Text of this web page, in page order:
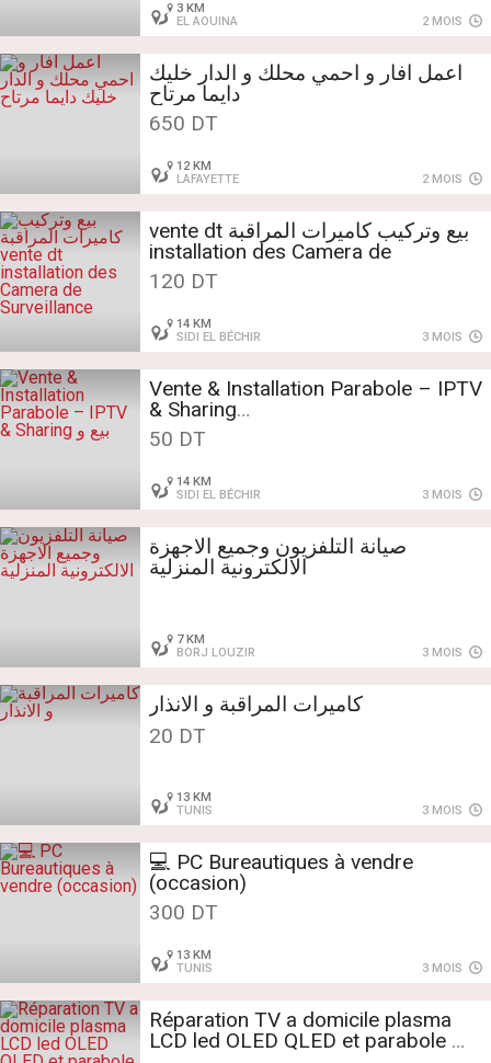
3 KM
EL AOUINA
2 MOIS
اعمل افار و احمي محلك و الدار خليك
دايما مرتاح
650 DT
12 KM
LAFAYETTE
2 MOIS
بيع وتركيب كاميرات المراقبة vente dt
installation des Camera de
Surveillance
120 DT
14 KM
SIDI EL BÉCHIR
3 MOIS
Vente & Installation Parabole – IPTV
& Sharing
بيع و
50 DT
14 KM
SIDI EL BÉCHIR
3 MOIS
صيانة التلفزيون وجميع الاجهزة
الالكترونية المنزلية
7 KM
BORJ LOUZIR
3 MOIS
كاميرات المراقبة و الانذار
20 DT
13 KM
TUNIS
3 MOIS
💻 PC Bureautiques à vendre
(occasion)
300 DT
13 KM
TUNIS
3 MOIS
Réparation TV a domicile plasma
LCD led OLED QLED et parabole 📡